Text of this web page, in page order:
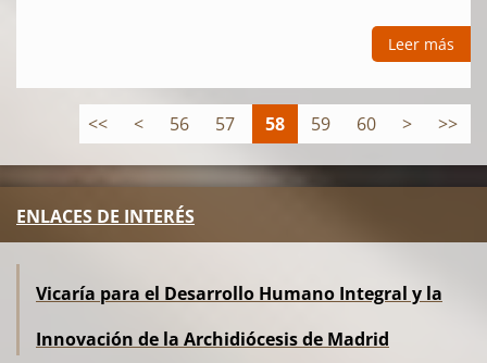
Leer más
<< < 56 57 58 59 60 > >>
ENLACES DE INTERÉS
Vicaría para el Desarrollo Humano Integral y la
Innovación de la Archidiócesis de Madrid